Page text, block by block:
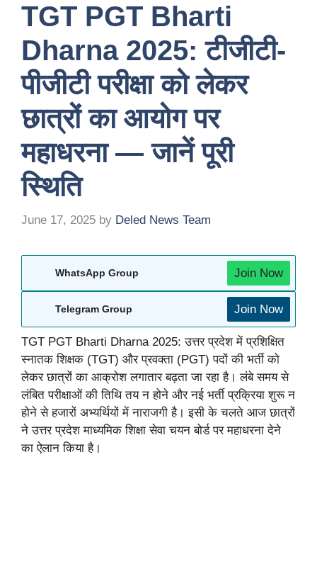
TGT PGT Bharti
Dharna 2025: टीजीटी-
पीजीटी परीक्षा को लेकर
छात्रों का आयोग पर
महाधरना — जानें पूरी
स्थिति
June 17, 2025 by Deled News Team
WhatsApp Group Join Now
Telegram Group Join Now
TGT PGT Bharti Dharna 2025: उत्तर प्रदेश में प्रशिक्षित
स्नातक शिक्षक (TGT) और प्रवक्ता (PGT) पदों की भर्ती को
लेकर छात्रों का आक्रोश लगातार बढ़ता जा रहा है। लंबे समय से
लंबित परीक्षाओं की तिथि तय न होने और नई भर्ती प्रक्रिया शुरू न
होने से हजारों अभ्यर्थियों में नाराजगी है। इसी के चलते आज छात्रों
ने उत्तर प्रदेश माध्यमिक शिक्षा सेवा चयन बोर्ड पर महाधरना देने
का ऐलान किया है।